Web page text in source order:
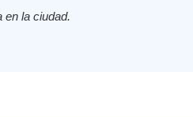
en la ciudad.